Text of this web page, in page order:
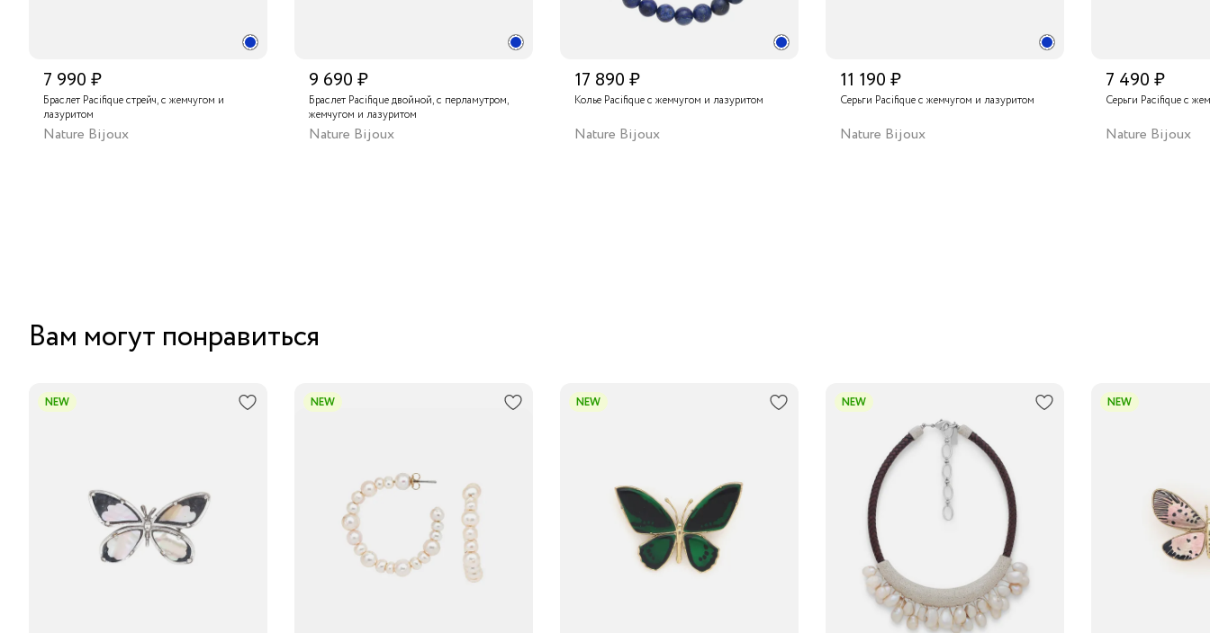
7 990 ₽
Браслет Pacifique стрейч, с жемчугом и
лазуритом
Nature Bijoux
9 690 ₽
Браслет Pacifique двойной, с перламутром,
жемчугом и лазуритом
Nature Bijoux
17 890 ₽
Колье Pacifique с жемчугом и лазуритом
Nature Bijoux
11 190 ₽
Серьги Pacifique с жемчугом и лазуритом
Nature Bijoux
7 490 ₽
Серьги Pacifique с
Nature Bijoux
Вам могут понравиться
NEW NEW NEW NEW NEW